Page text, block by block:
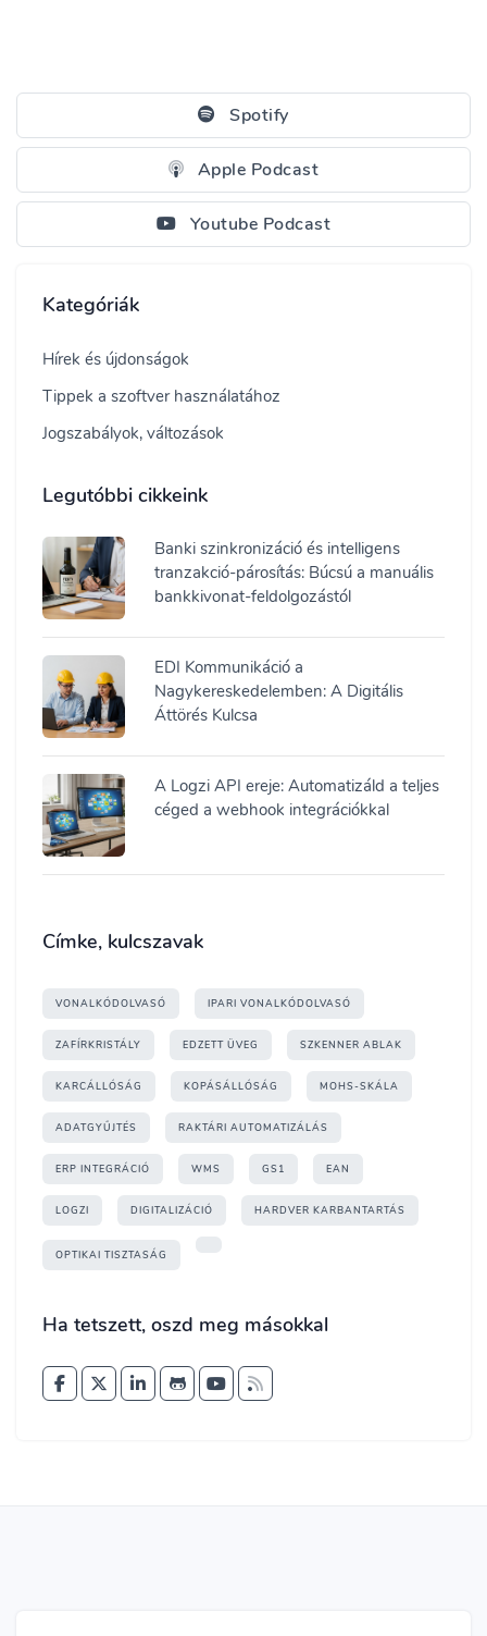
Spotify
Apple Podcast
Youtube Podcast
Kategóriák
Hírek és újdonságok
Tippek a szoftver használatához
Jogszabályok, változások
Legutóbbi cikkeink
Banki szinkronizáció és intelligens
tranzakció-párosítás: Búcsú a manuális
bankkivonat-feldolgozástól
EDI Kommunikáció a
Nagykereskedelemben: A Digitális
Áttörés Kulcsa
A Logzi API ereje: Automatizáld a teljes
céged a webhook integrációkkal
Címke, kulcszavak
VONALKÓDOLVASÓ IPARI VONALKÓDOLVASÓ
ZAFÍRKRISTÁLY EDZETT ÜVEG SZKENNER ABLAK
KARCÁLLÓSÁG KOPÁSÁLLÓSÁG MOHS-SKÁLA
ADATGYŰJTÉS RAKTÁRI AUTOMATIZÁLÁS
ERP INTEGRÁCIÓ WMS GS1 EAN
LOGZI DIGITALIZÁCIÓ HARDVER KARBANTARTÁS
OPTIKAI TISZTASÁG
Ha tetszett, oszd meg másokkal